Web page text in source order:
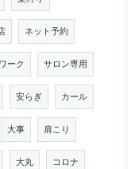
ネット予約
ーク サロン専用
安らぎ カール
大事 肩こり
大丸 コロナ